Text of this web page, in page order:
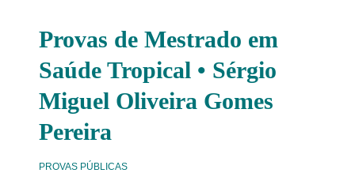
Provas de Mestrado em
Saúde Tropical • Sérgio
Miguel Oliveira Gomes
Pereira
PROVAS PÚBLICAS